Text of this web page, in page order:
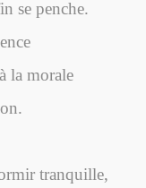
se penche.
la morale
tranquille,